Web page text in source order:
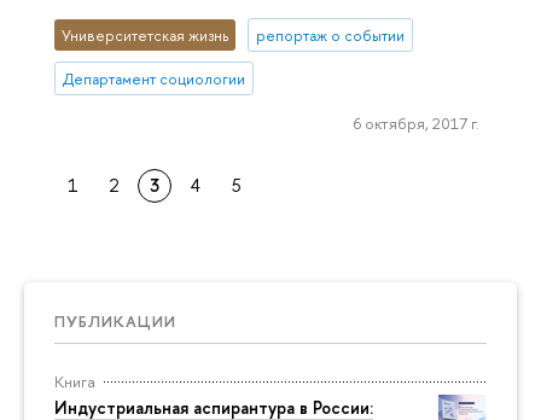
ПУБЛИКАЦИИ
Книга
Индустриальная аспирантура в России:
Университетская жизнь репортаж о событии
Департамент социологии
6 октября, 2017 г.
1 2 3 4 5